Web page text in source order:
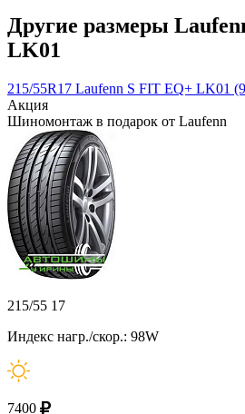
Другие размеры
LK01
215/55R17 Laufenn S FIT EQ+ LK01
Акция
Шиномонтаж в подарок от Laufenn
215/55 17
Индекс нагр./скор.: 98W
7400